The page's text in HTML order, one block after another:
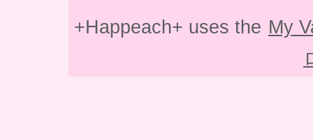
+Happeach+ uses the My